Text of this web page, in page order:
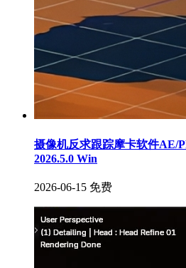
摄像机反求跟踪摩卡软件AE/
2026.5.0 Win
2026-06-15 免费